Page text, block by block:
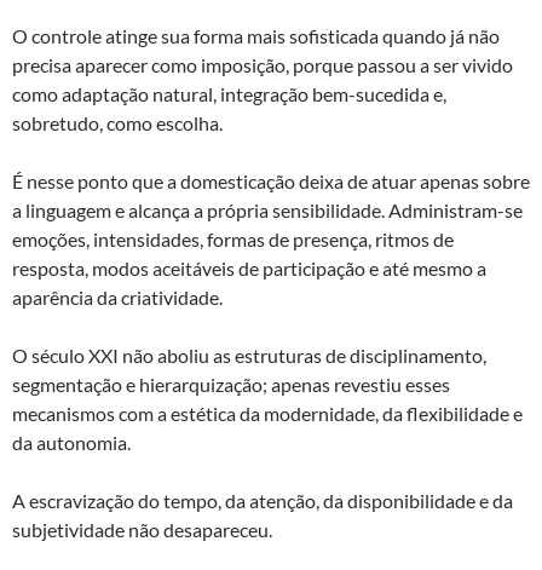
O controle atinge sua forma mais sofisticada quando já não
precisa aparecer como imposição, porque passou a ser vivido
como adaptação natural, integração bem-sucedida e,
sobretudo, como escolha.
É nesse ponto que a domesticação deixa de atuar apenas sobre
a linguagem e alcança a própria sensibilidade. Administram-se
emoções, intensidades, formas de presença, ritmos de
resposta, modos aceitáveis de participação e até mesmo a
aparência da criatividade.
O século XXI não aboliu as estruturas de disciplinamento,
segmentação e hierarquização; apenas revestiu esses
mecanismos com a estética da modernidade, da flexibilidade e
da autonomia.
A escravização do tempo, da atenção, da disponibilidade e da
subjetividade não desapareceu.